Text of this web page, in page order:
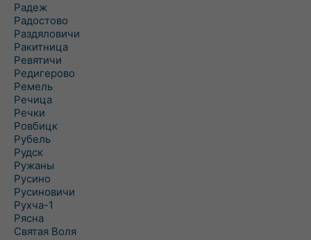
Радеж
Радостово
Раздяловичи
Ракитница
Ревятичи
Редигерово
Ремель
Речица
Речки
Ровбицк
Рубель
Рудск
Ружаны
Русино
Русиновичи
Рухча-1
Рясна
Святая Воля